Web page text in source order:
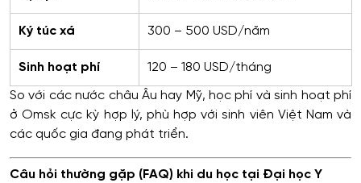
Ký túc xá 300 – 500 USD/năm
Sinh hoạt phí 120 – 180 USD/tháng
So với các nước châu Âu hay Mỹ, học phí và sinh hoạt phí
ở Omsk cực kỳ hợp lý, phù hợp với sinh viên Việt Nam và
các quốc gia đang phát triển.
Câu hỏi thường gặp (FAQ) khi du học tại Đại học Y